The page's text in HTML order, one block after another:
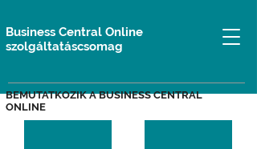
Business Central Online
szolgáltatáscsomag
BEMUTATKOZIK A BUSINESS CENTRAL
ONLINE